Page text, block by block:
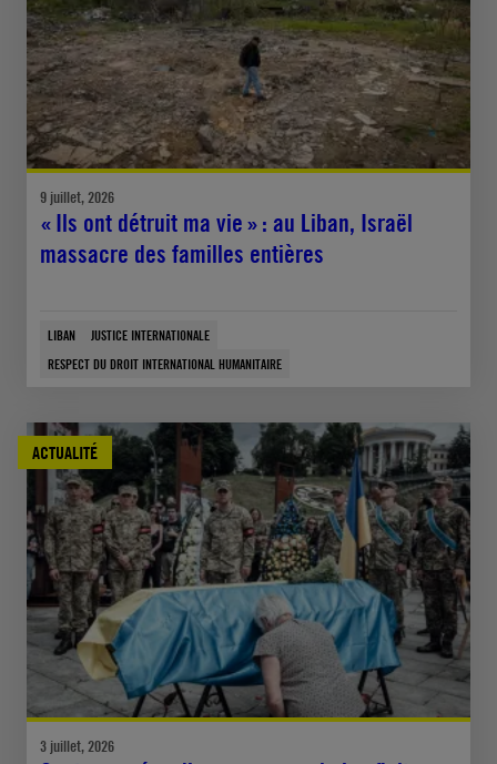
9 juillet, 2026
« Ils ont détruit ma vie » : au Liban, Israël
massacre des familles entières
LIBAN
JUSTICE INTERNATIONALE
RESPECT DU DROIT INTERNATIONAL HUMANITAIRE
ACTUALITÉ
3 juillet, 2026